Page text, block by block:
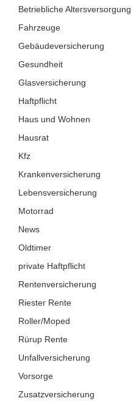
Betriebliche Altersversorgung
Fahrzeuge
Gebäudeversicherung
Gesundheit
Glasversicherung
Haftpflicht
Haus und Wohnen
Hausrat
Kfz
Krankenversicherung
Lebensversicherung
Motorrad
News
Oldtimer
private Haftpflicht
Rentenversicherung
Riester Rente
Roller/Moped
Rürup Rente
Unfallversicherung
Vorsorge
Zusatzversicherung